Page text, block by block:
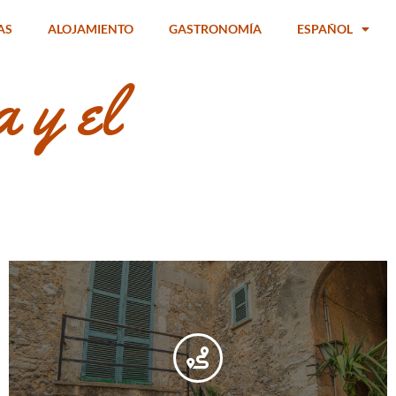
ALOJAMIENTO GASTRONOMÍA ESPAÑOL
y el
Sencelles etnológico: los viejos
gigantes de viento